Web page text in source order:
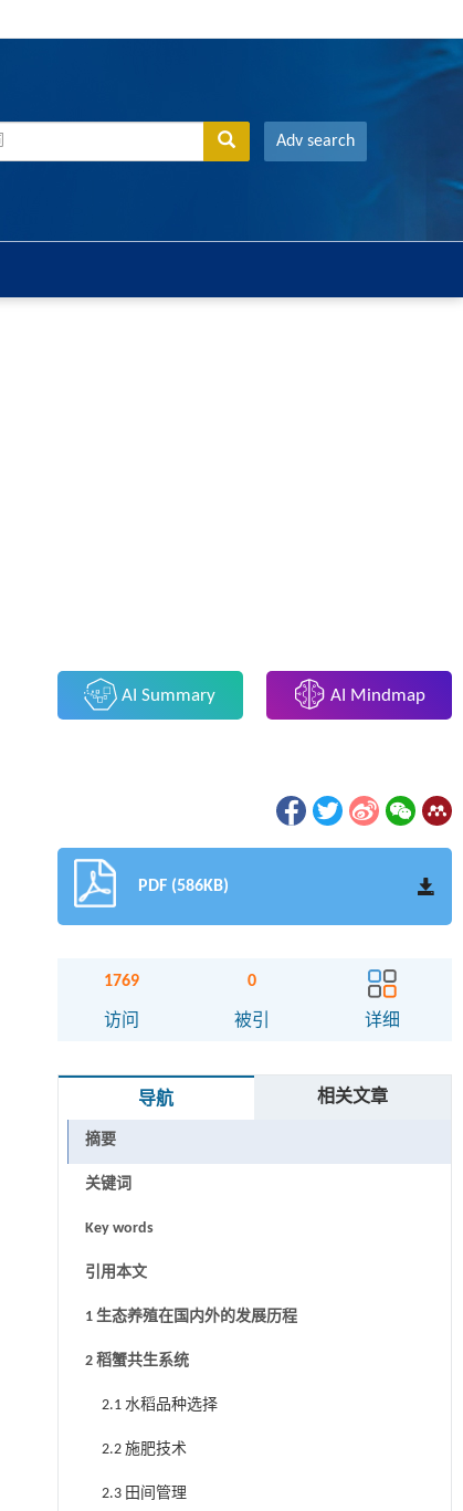
Adv search
AI Summary AI Mindmap
PDF (586KB)
1769
访问
0
被引 详细
导航 相关文章
摘要
关键词
Key words
引用本文
1 生态养殖在国内外的发展历程
2 稻蟹共生系统
2.1 水稻品种选择
2.2 施肥技术
2.3 田间管理